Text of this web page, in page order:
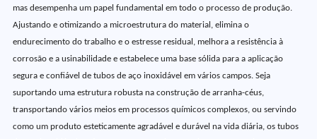
mas desempenha um papel fundamental em todo o processo de produção.
Ajustando e otimizando a microestrutura do material, elimina o
endurecimento do trabalho e o estresse residual, melhora a resistência à
corrosão e a usinabilidade e estabelece uma base sólida para a aplicação
segura e confiável de tubos de aço inoxidável em vários campos. Seja
suportando uma estrutura robusta na construção de arranha-céus,
transportando vários meios em processos químicos complexos, ou servindo
como um produto esteticamente agradável e durável na vida diária, os tubos